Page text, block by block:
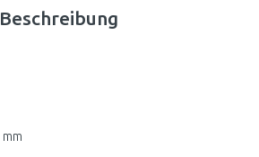
Beschreibung